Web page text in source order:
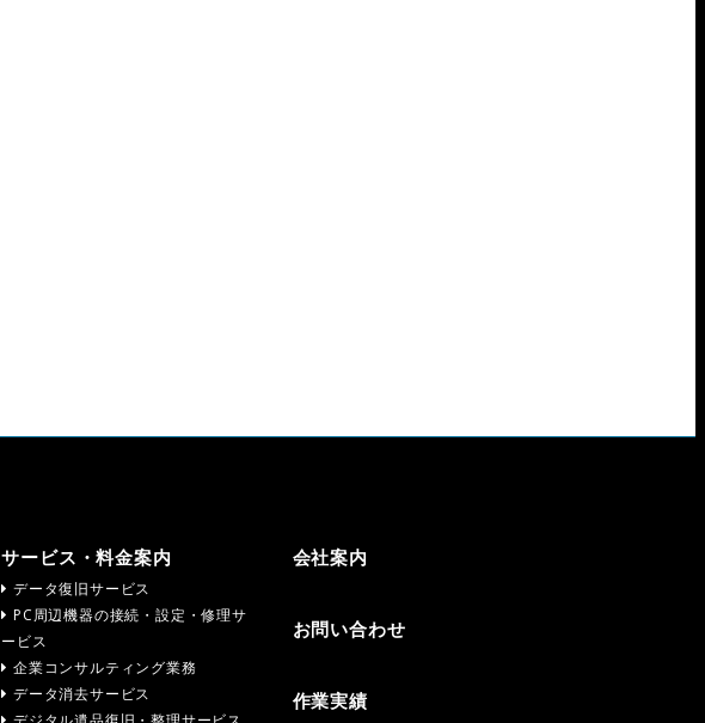
サービス・料金案内
データ復旧サービス
PC周辺機器の接続・設定・修理サ
ービス
企業コンサルティング業務
データ消去サービス
会社案内
お問い合わせ
作業実績